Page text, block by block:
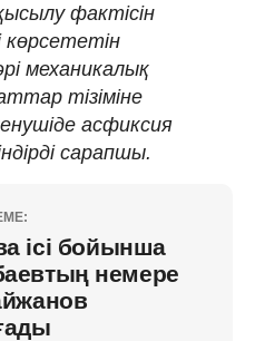
фактісін
көрсететін
механикалық
тізіміне
асфиксия
сарапшы.
ісі бойынша
немере